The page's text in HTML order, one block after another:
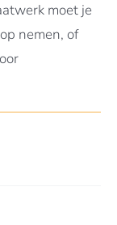
moet je
op nemen, of